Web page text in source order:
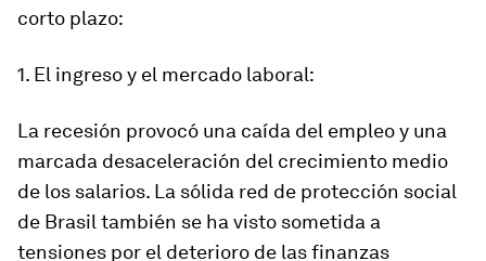
corto plazo:
1. El ingreso y el mercado laboral:
La recesión provocó una caída del empleo y una
marcada desaceleración del crecimiento medio
de los salarios. La sólida red de protección social
de Brasil también se ha visto sometida a
tensiones por el deterioro de las finanzas